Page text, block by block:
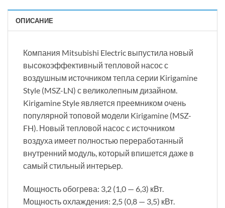
ОПИСАНИЕ
Компания Mitsubishi Electric выпустила новый
высокоэффективный тепловой насос с
воздушным источником тепла серии Kirigamine
Style (MSZ-LN) с великолепным дизайном.
Kirigamine Style является преемником очень
популярной топовой модели Kirigamine (MSZ-
FH). Новый тепловой насос с источником
воздуха имеет полностью переработанный
внутренний модуль, который впишется даже в
самый стильный интерьер.
Мощность обогрева: 3,2 (1,0 — 6,3) кВт.
Мощность охлаждения: 2,5 (0,8 — 3,5) кВт.